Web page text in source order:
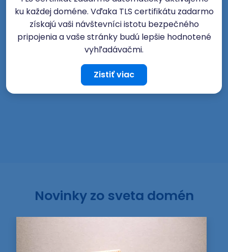
ku každej doméne. Vďaka TLS certifikátu zadarmo
získajú vaši návštevníci istotu bezpečného
pripojenia a vaše stránky budú lepšie hodnotené
vyhľadávačmi.
Zistiť viac
Novinky zo sveta domén